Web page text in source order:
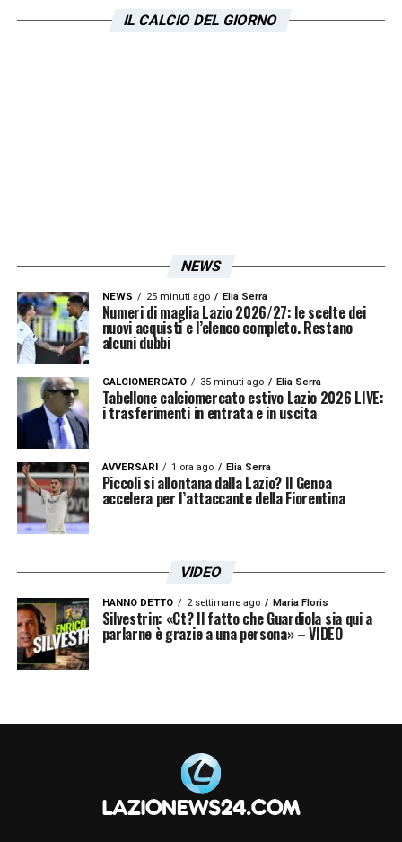
38… Rimarrai sempre il mio bambino. Buon
IL CALCIO DEL GIORNO
NEWS
NEWS 25 minuti ago Elia Serra
Numeri di maglia Lazio 2026/27: le scelte dei
nuovi acquisti e l’elenco completo. Restano
alcuni dubbi
CALCIOMERCATO 35 minuti ago Elia Serra
Tabellone calciomercato estivo Lazio 2026 LIVE:
i trasferimenti in entrata e in uscita
AVVERSARI 1 ora ago Elia Serra
Piccoli si allontana dalla Lazio? Il Genoa
accelera per l’attaccante della Fiorentina
VIDEO
HANNO DETTO 2 settimane ago Maria Floris
Silvestrin: «Ct? Il fatto che Guardiola sia qui a
parlarne è grazie a una persona» – VIDEO